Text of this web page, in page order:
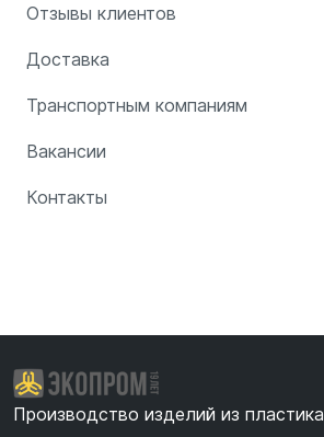
Отзывы клиентов
Доставка
Транспортным компаниям
Вакансии
Контакты
Производство изделий из пластика